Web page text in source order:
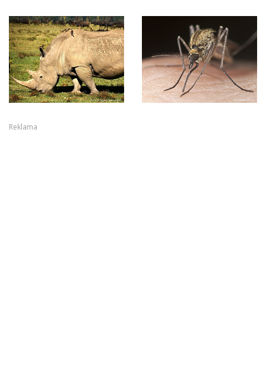
Reklama